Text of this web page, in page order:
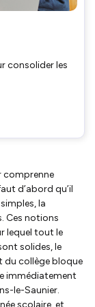
consolider les
comprenne
d’abord qu’il
la
Ces notions
lequel tout le
solides, le
du collège bloque
immédiatement
le-Saunier.
scolaire, et